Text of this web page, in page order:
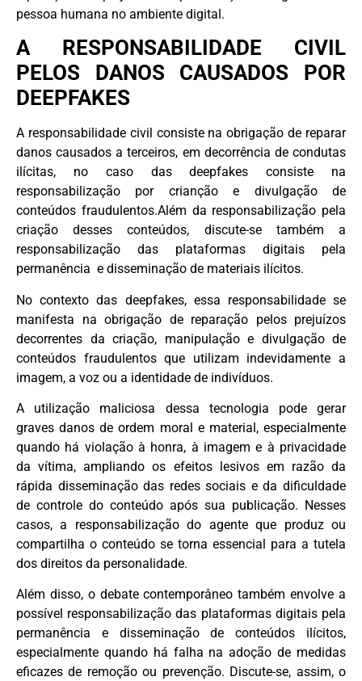
pessoa humana no ambiente digital.
A RESPONSABILIDADE CIVIL
PELOS DANOS CAUSADOS POR
DEEPFAKES
A responsabilidade civil consiste na obrigação de reparar
danos causados a terceiros, em decorrência de condutas
ilícitas, no caso das deepfakes consiste na
responsabilização por crianção e divulgação de
conteúdos fraudulentos.Além da responsabilização pela
criação desses conteúdos, discute-se também a
responsabilização das plataformas digitais pela
permanência e disseminação de materiais ilícitos.
No contexto das deepfakes, essa responsabilidade se
manifesta na obrigação de reparação pelos prejuízos
decorrentes da criação, manipulação e divulgação de
conteúdos fraudulentos que utilizam indevidamente a
imagem, a voz ou a identidade de indivíduos.
A utilização maliciosa dessa tecnologia pode gerar
graves danos de ordem moral e material, especialmente
quando há violação à honra, à imagem e à privacidade
da vítima, ampliando os efeitos lesivos em razão da
rápida disseminação das redes sociais e da dificuldade
de controle do conteúdo após sua publicação. Nesses
casos, a responsabilização do agente que produz ou
compartilha o conteúdo se torna essencial para a tutela
dos direitos da personalidade.
Além disso, o debate contemporâneo também envolve a
possível responsabilização das plataformas digitais pela
permanência e disseminação de conteúdos ilícitos,
especialmente quando há falha na adoção de medidas
eficazes de remoção ou prevenção. Discute-se, assim, o